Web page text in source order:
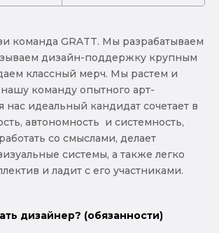
команда GRATT. Мы разрабатываем
дизайн-поддержку крупным
классный мерч. Мы растем и
команду опытного арт-
идеальный кандидат сочетает в
автономность и системность,
со смыслами, делает
системы, а также легко
и ладит с его участниками.
дизайнер? (обязанности)